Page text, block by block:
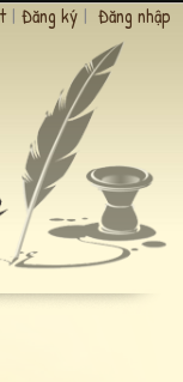
| Đăng ký | Đăng nhập